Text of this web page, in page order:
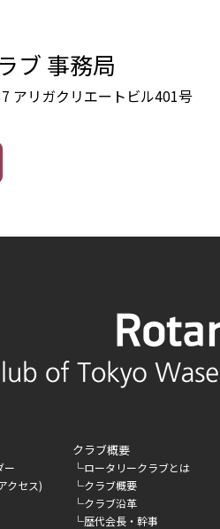
ブ 事務局
アリガクリエートビル401号
ー
クセス)
クラブ概要
└ロータリークラブとは
└クラブ概要
└クラブ沿革
└歴代会長・幹事